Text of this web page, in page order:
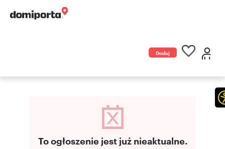
Dodaj
To ogłoszenie jest już nieaktualne.